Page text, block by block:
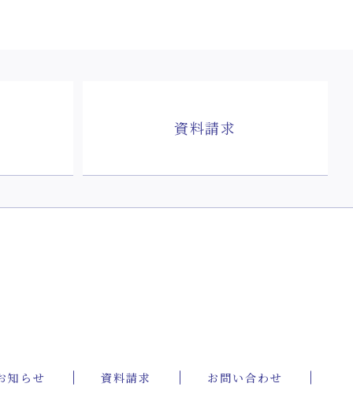
資料請求
知らせ 資料請求 お問い合わせ